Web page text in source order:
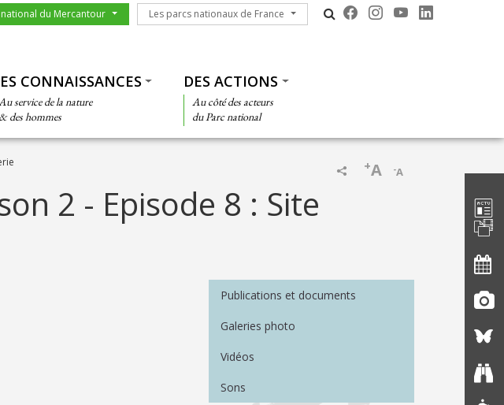
parc
national du Mercantour Les parcs nationaux de France
Les parcs nationaux de France
CONNAISSANCES
service de la nature
& des hommes
DES ACTIONS
Au côté des acteurs
du Parc national
-A
+A
2 - Episode 8 : Site
Menu Médiathèque
Publications et documents
Galeries photo
Vidéos
Sons